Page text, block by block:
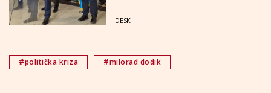
DESK
#politička kriza #milorad dodik